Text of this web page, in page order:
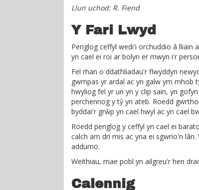
Llun uchod: R. Fiend
Y Fari Lwyd
Penglog ceffyl wedi'i orchuddio â lliain
yn cael ei roi ar bolyn er mwyn i'r
Fel rhan o ddathliadau'r flwyddyn
gwmpas yr ardal ac yn galw ym mhob
hwyliog fel yr un yn y clip sain, yn
perchennog y tŷ yn ateb. Roedd
byddai'r grŵp yn cael hwyl ac yn cael
Roedd penglog y ceffyl yn cael ei
calch am dri mis ac yna ei sgwrio'n
addurno.
Weithiau, mae pobl yn ailgreu'r hen
Calennig